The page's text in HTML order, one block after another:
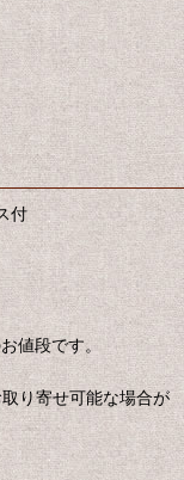
付
値段です。
り寄せ可能な場合が